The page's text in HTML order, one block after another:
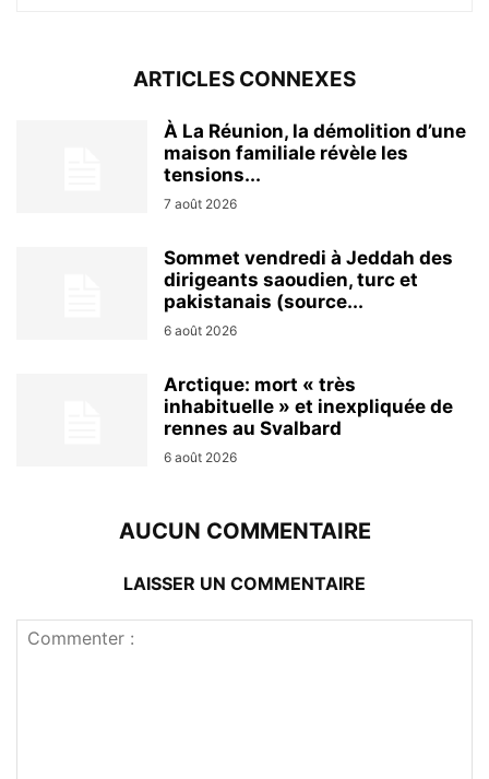
ARTICLES CONNEXES
À La Réunion, la démolition d’une
maison familiale révèle les
tensions...
7 août 2026
Sommet vendredi à Jeddah des
dirigeants saoudien, turc et
pakistanais (source...
6 août 2026
Arctique: mort « très
inhabituelle » et inexpliquée de
rennes au Svalbard
6 août 2026
AUCUN COMMENTAIRE
LAISSER UN COMMENTAIRE